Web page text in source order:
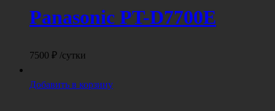
Panasonic PT-D7700E
7500 ₽ /сутки
Добавить в корзину